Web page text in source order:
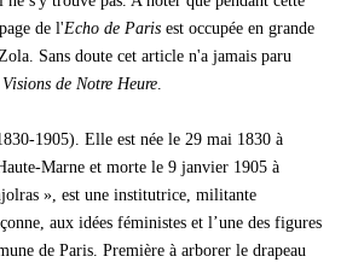
de l'Echo de Paris est occupée en grande
Sans doute cet article n'a jamais paru
Visions de Notre Heure.
1905). Elle est née le 29 mai 1830 à
Marne et morte le 9 janvier 1905 à
», est une institutrice, militante
aux idées féministes et l’une des figures
de Paris. Première à arborer le drapeau